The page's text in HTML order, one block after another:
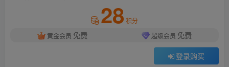
28 积分
黄金会员 免费 超级会员 免费
登录购买